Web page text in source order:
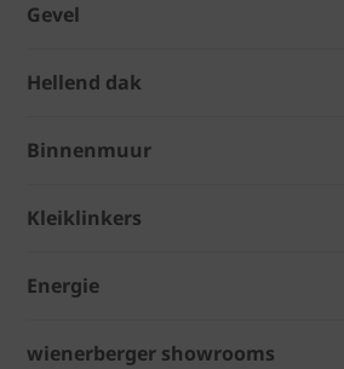
Gevel
Hellend dak
Binnenmuur
Kleiklinkers
Energie
wienerberger showrooms